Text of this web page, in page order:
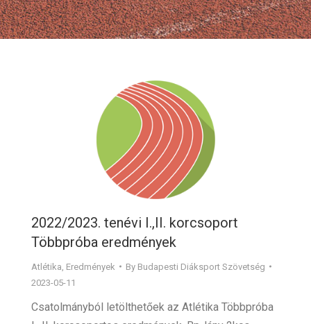
2022/2023. tenévi I.,II. korcsoport
Többpróba eredmények
Atlétika Eredmények By Budapesti Diáksport Szövetség
2023-05-11
Csatolmányból letölthetőek az Atlétika Többpróba